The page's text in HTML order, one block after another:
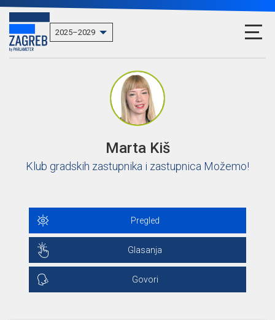
Marta Kiš
Klub gradskih zastupnika i zastupnica Možemo!
Pregled
Glasanja
Govori